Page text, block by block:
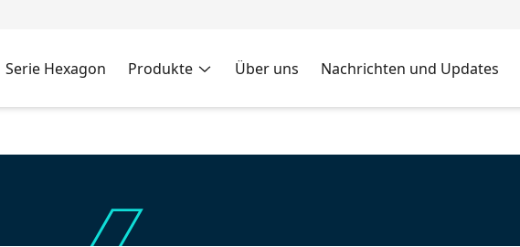
Serie Hexagon Produkte Über uns Nachrichten und Updates